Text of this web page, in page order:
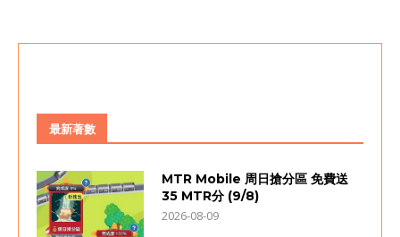
最新著數
MTR Mobile 周日搶分區 免費送
35 MTR分 (9/8)
2026-08-09